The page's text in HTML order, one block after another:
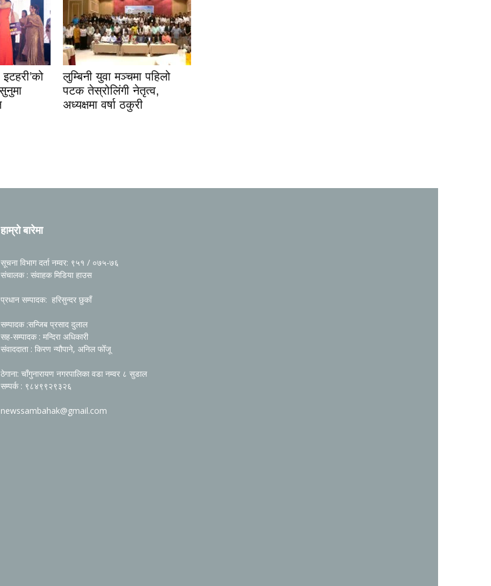
लुम्बिनी युवा मञ्चमा पहिलो
पटक तेस्रोलिंगी नेतृत्व,
अध्यक्षमा वर्षा ठकुरी
हाम्रो बारेमा
सूचना विभाग दर्ता नम्वर: ९५१ / ०७५-७६
संचालक : संवाहक मिडिया हाउस
प्रधान सम्पादक: हरिसुन्दर छुकाँ
सम्पादक :सन्जिब प्रसाद दुलाल
सह-सम्पादक : मन्दिरा अधिकारी
संवाददाता : किरण न्यौपाने, अनिल फोँजू
ठेगाना: चाँगुनारायण नगरपालिका वडा नम्वर ८ सुडाल
सम्पर्क : ९८४९९२९३२६
newssambahak@gmail.com